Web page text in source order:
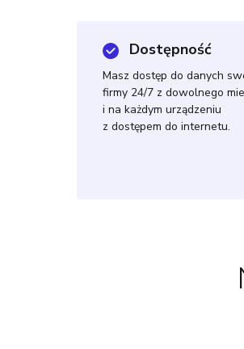
Dostępność
Masz dostęp do danych
firmy 24/7 z dowolnego
i na każdym urządzeniu
z dostępem do internetu.